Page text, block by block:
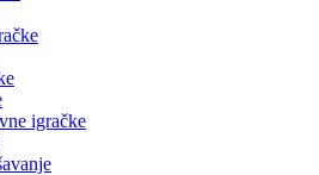
igračke